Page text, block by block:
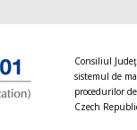
Consiliul
sistemul de
procedurilor
Czech